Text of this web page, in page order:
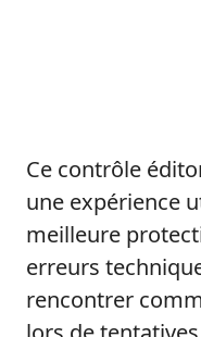
Ce contrôle
une expérience
meilleure
erreurs
rencontrer